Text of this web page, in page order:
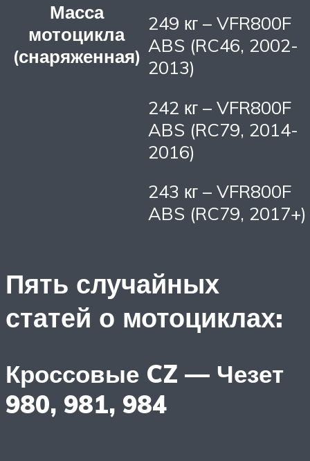
Масса
мотоцикла
(снаряженная)
249 кг – VFR800F
ABS (RC46, 2002-
2013)
242 кг – VFR800F
ABS (RC79, 2014-
2016)
243 кг – VFR800F
ABS (RC79, 2017+)
Пять случайных
статей о мотоциклах:
Кроссовые CZ — Чезет
980, 981, 984